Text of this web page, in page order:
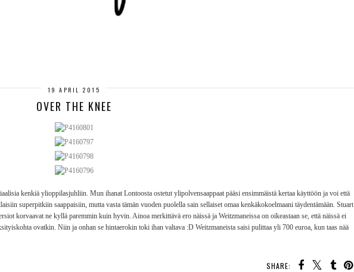
19 APRIL 2015
OVER THE KNEE
kenkiä ylioppilasjuhliin. Mun ihanat Lontoosta ostetut ylipolvensaappaat pääsi ensimmäistä kertaa käyttöön ja voi että
superpitkiin saappaisiin, mutta vasta tämän vuoden puolella sain sellaiset omaa kenkäkokoelmaani täydentämään. Stuart
korvaavat ne kyllä paremmin kuin hyvin. Ainoa merkittävä ero näissä ja Weitzmaneissa on oikeastaan se, että näissä ei
ovatkin. Niin ja onhan se hintaerokin toki ihan valtava :D Weitzmaneista saisi pulittaa yli 700 euroa, kun taas nää
SHARE: